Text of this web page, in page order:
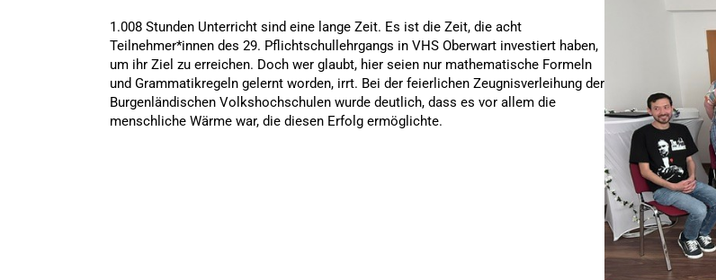
1.008 Stunden Unterricht sind eine lange Zeit. Es ist die Zeit, die acht
Teilnehmer*innen des 29. Pflichtschullehrgangs in VHS Oberwart investiert haben,
um ihr Ziel zu erreichen. Doch wer glaubt, hier seien nur mathematische Formeln
und Grammatikregeln gelernt worden, irrt. Bei der feierlichen Zeugnisverleihung der
Burgenländischen Volkshochschulen wurde deutlich, dass es vor allem die
menschliche Wärme war, die diesen Erfolg ermöglichte.